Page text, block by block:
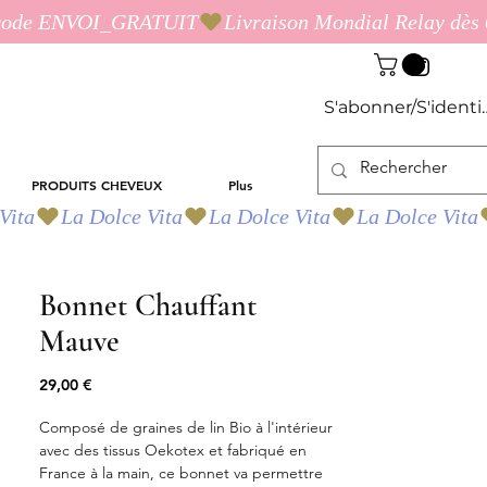
S'abonner/
PRODUITS CHEVEUX Plus
Bonnet Chauffant
Mauve
29,00 €
Composé de graines de lin Bio à l'intérieur
avec des tissus Oekotex et fabriqué en
France à la main, ce bonnet va permettre